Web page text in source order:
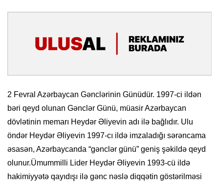
2 Fevral Azərbaycan Gənclərinin Günüdür. 1997-ci ildən
bəri qeyd olunan Gənclər Günü, müasir Azərbaycan
dövlətinin memarı Heydər Əliyevin adı ilə bağlıdır. Ulu
öndər Heydər Əliyevin 1997-cı ildə imzaladığı sərəncama
əsasən, Azərbaycanda “gənclər günü” geniş şəkildə qeyd
olunur.Ümummilli Lider Heydər Əliyevin 1993-cü ildə
hakimiyyətə qayıdışı ilə gənc nəslə diqqətin göstərilməsi